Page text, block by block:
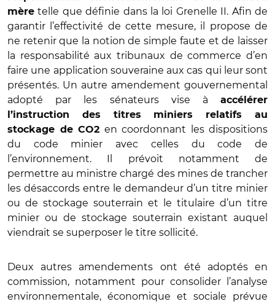
mère telle que définie dans la loi Grenelle II. Afin de
garantir l’effectivité de cette mesure, il propose de
ne retenir que la notion de simple faute et de laisser
la responsabilité aux tribunaux de commerce d’en
faire une application souveraine aux cas qui leur sont
présentés. Un autre amendement gouvernemental
adopté par les sénateurs vise à accélérer
l’instruction des titres miniers relatifs au
stockage de CO2 en coordonnant les dispositions
du code minier avec celles du code de
l’environnement. Il prévoit notamment de
permettre au ministre chargé des mines de trancher
les désaccords entre le demandeur d’un titre minier
ou de stockage souterrain et le titulaire d’un titre
minier ou de stockage souterrain existant auquel
viendrait se superposer le titre sollicité.
Deux autres amendements ont été adoptés en
commission, notamment pour consolider l’analyse
environnementale, économique et sociale prévue